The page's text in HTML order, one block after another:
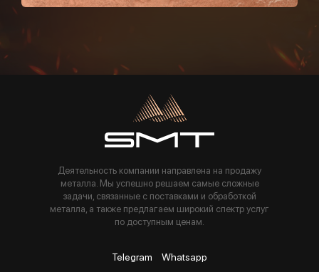
Пользуясь данной формой вы соглашаетесь с политикой компании
Деятельность компании направлена на продажу
металла. Мы успешно решаем самые сложные
задачи, связанные с поставками и обработкой
металла, а также предлагаем широкий спектр услуг
по доступным ценам.
Telegram Whatsapp